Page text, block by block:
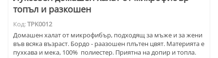
топъл и разкошен
Код:TPK0012
Домашен халат от микрофибър, подходящ за мъже и за жени
във всяка възраст. Бордо - раазошен плътен цвят. Материята е
пухкава и мека, 100% полиестер. Приятна на допир и топла.